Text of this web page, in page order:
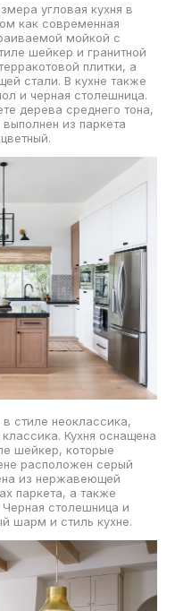
угловая кухня в
как современная
мойкой с
шейкер и гранитной
плитки, а
стали. В кухне также
и черная столешница.
дерева среднего тона,
из паркета
стиле неоклассика,
Кухня оснащена
шейкер, которые
расположен серый
из нержавеющей
паркета, а также
столешница и
шарм и стиль кухне.